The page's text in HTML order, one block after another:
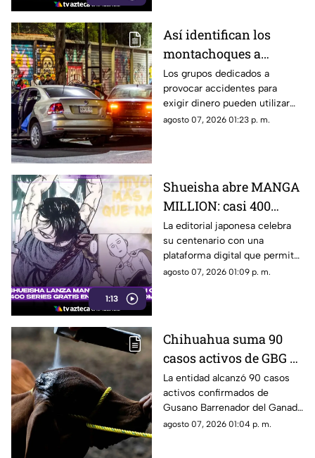
Así identifican los
montachoques a
conductores sin seguro
y qué hacer para evitar
ser víctima
Los grupos dedicados a
provocar accidentes para
exigir dinero pueden utilizar
información pública y
agosto 07, 2026 01:23 p. m.
1:13
Shueisha abre MANGA
MILLION: casi 400
mangas gratis y en más
de 100 idiomas
La editorial japonesa celebra
su centenario con una
plataforma digital que permite
leer sin costo y sin registro
agosto 07, 2026 01:09 p. m.
Chihuahua suma 90
casos activos de GBG y
se mantiene entre los
estados con mayor
registro nacional
La entidad alcanzó 90 casos
activos confirmados de
Gusano Barrenador del Ganado
(GBG), con presencia en
agosto 07, 2026 01:04 p. m.